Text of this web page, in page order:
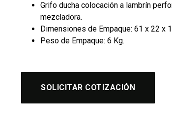
Grifo ducha colocación a lambrín
mezcladora.
Dimensiones de Empaque: 61 x 22 x
Peso de Empaque: 6 Kg.
SOLICITAR COTIZACIÓN